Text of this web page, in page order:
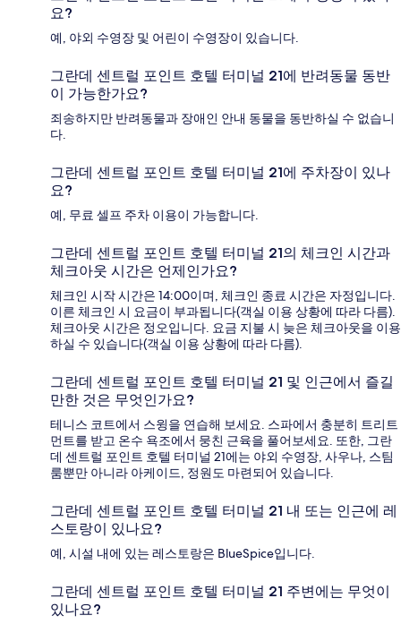
요?
예, 야외 수영장 및 어린이 수영장이 있습니다.
그란데 센트럴 포인트 호텔 터미널 21에 반려동물 동반
이 가능한가요?
죄송하지만 반려동물과 장애인 안내 동물을 동반하실 수 없습니
다.
그란데 센트럴 포인트 호텔 터미널 21에 주차장이 있나
요?
예, 무료 셀프 주차 이용이 가능합니다.
그란데 센트럴 포인트 호텔 터미널 21의 체크인 시간과
체크아웃 시간은 언제인가요?
체크인 시작 시간은 14:00이며, 체크인 종료 시간은 자정입니다.
이른 체크인 시 요금이 부과됩니다(객실 이용 상황에 따라 다름).
체크아웃 시간은 정오입니다. 요금 지불 시 늦은 체크아웃을 이용
하실 수 있습니다(객실 이용 상황에 따라 다름).
그란데 센트럴 포인트 호텔 터미널 21 및 인근에서 즐길
만한 것은 무엇인가요?
테니스 코트에서 스윙을 연습해 보세요. 스파에서 충분히 트리트
먼트를 받고 온수 욕조에서 뭉친 근육을 풀어보세요. 또한, 그란
데 센트럴 포인트 호텔 터미널 21에는 야외 수영장, 사우나, 스팀
룸뿐만 아니라 아케이드, 정원도 마련되어 있습니다.
그란데 센트럴 포인트 호텔 터미널 21 내 또는 인근에 레
스토랑이 있나요?
예, 시설 내에 있는 레스토랑은 BlueSpice입니다.
그란데 센트럴 포인트 호텔 터미널 21 주변에는 무엇이
있나요?